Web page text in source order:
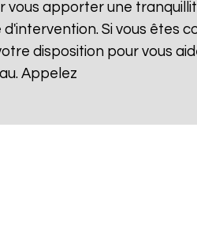
apporter une
Si vous êtes
disposition pour vous
Appelez